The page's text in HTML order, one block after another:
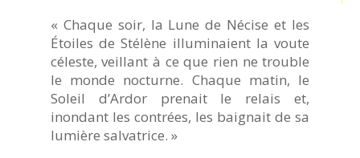
« Chaque soir, la Lune de Nécise et les
Étoiles de Stélène illuminaient la voute
céleste, veillant à ce que rien ne trouble
le monde nocturne. Chaque matin, le
Soleil d’Ardor prenait le relais et,
inondant les contrées, les baignait de sa
lumière salvatrice. »